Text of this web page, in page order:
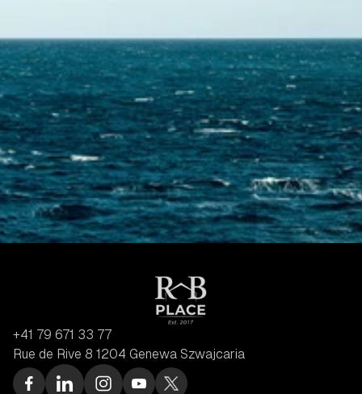
Skontaktuj się z nami
+41 79 671 33 77
Rue de Rive 8 1204 Genewa Szwajcaria